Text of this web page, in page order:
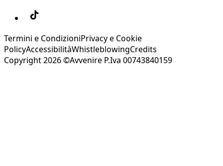
Termini e CondizioniPrivacy e Cookie
PolicyAccessibilitàWhistleblowingCredits
Copyright 2026 ©Avvenire P.Iva 00743840159